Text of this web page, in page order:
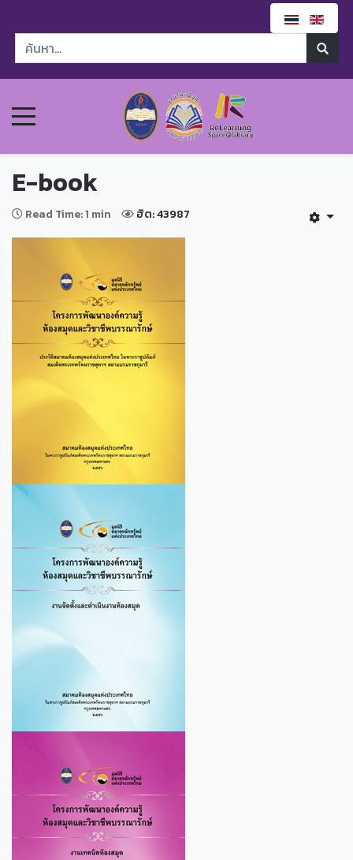
E-book
Read Time: 1 min ฮิต: 43987